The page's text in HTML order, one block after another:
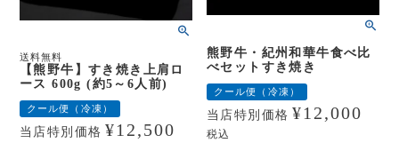
送料無料
【熊野牛】すき焼き上肩ロ
ース 600g (約5～6人前)
クール便（冷凍）
当店特別価格 ¥12,500
熊野牛・紀州和華牛食べ比
べセットすき焼き
クール便（冷凍）
当店特別価格 ¥12,000
税込